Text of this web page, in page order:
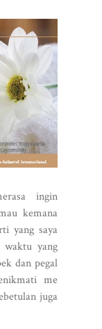
ingin
kemana
yang saya
waktu yang
dan pegal
me
juga